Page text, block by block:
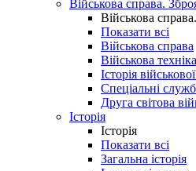
Військова справа.
Військова
Показати всі
Військова справа
Військова
Історія
Спеціальні
Друга світова
Історія
Історія
Показати всі
Загальна історія